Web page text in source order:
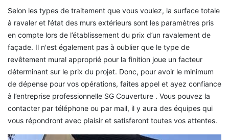
Selon les types de traitement que vous voulez, la surface totale
à ravaler et l’état des murs extérieurs sont les paramètres pris
en compte lors de l’établissement du prix d’un ravalement de
façade. Il n'est également pas à oublier que le type de
revêtement mural approprié pour la finition joue un facteur
déterminant sur le prix du projet. Donc, pour avoir le minimum
de dépense pour vos opérations, faites appel et ayez confiance
à l’entreprise professionnelle SG Couverture . Vous pouvez la
contacter par téléphone ou par mail, il y aura des équipes qui
vous répondront avec plaisir et satisferont toutes vos attentes.